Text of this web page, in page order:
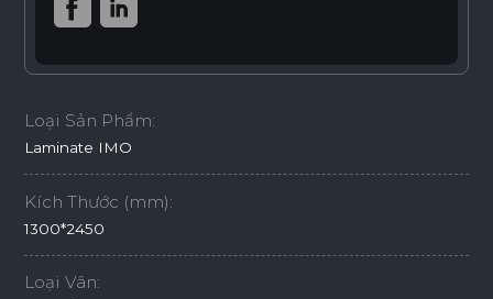
Loại Sản Phẩm:
Laminate IMO
Kích Thước (mm):
1300*2450
Loại Vân: